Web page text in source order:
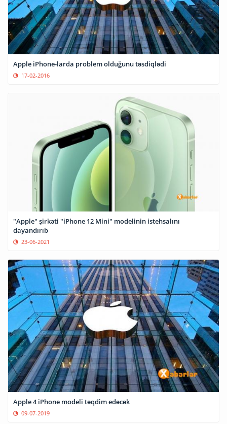
Apple iPhone-larda problem olduğunu təsdiqlədi
17-02-2016
"Apple" şirkəti "iPhone 12 Mini" modelinin istehsalını
dayandırıb
23-06-2021
Apple 4 iPhone modeli təqdim edəcək
09-07-2019